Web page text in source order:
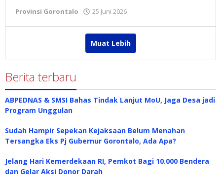
Provinsi Gorontalo 25 Juni 2026
Muat Lebih
Berita terbaru
ABPEDNAS & SMSI Bahas Tindak Lanjut MoU, Jaga Desa jadi
Program Unggulan
Sudah Hampir Sepekan Kejaksaan Belum Menahan
Tersangka Eks Pj Gubernur Gorontalo, Ada Apa?
Jelang Hari Kemerdekaan RI, Pemkot Bagi 10.000 Bendera
dan Gelar Aksi Donor Darah